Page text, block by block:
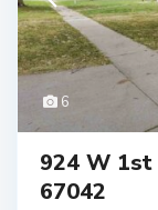
6
924 W 1st
67042